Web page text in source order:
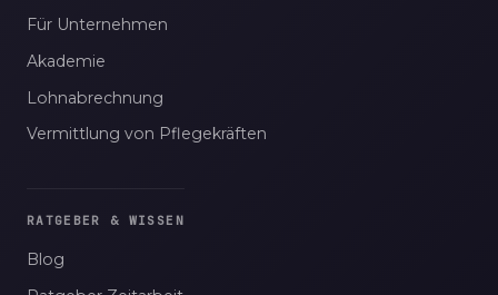
Für Unternehmen
Akademie
Lohnabrechnung
Vermittlung von Pflegekräften
RATGEBER & WISSEN
Blog